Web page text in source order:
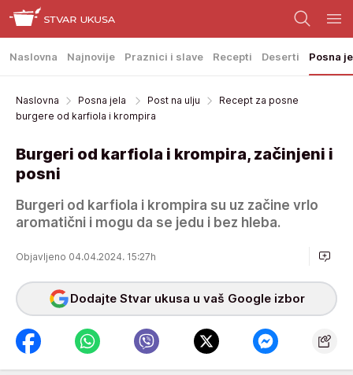
Naslovna Najnovije Praznici i slave Recepti Deserti Posna
Naslovna Posna jela Post na ulju
Recept za posne
burgere od karfiola i krompira
Burgeri od karfiola i krompira, začinjeni i
posni
Burgeri od karfiola i krompira su uz začine vrlo
aromatični i mogu da se jedu i bez hleba.
Objavljeno 04.04.2024. 15:27h
Dodajte Stvar ukusa u vaš Google izbor